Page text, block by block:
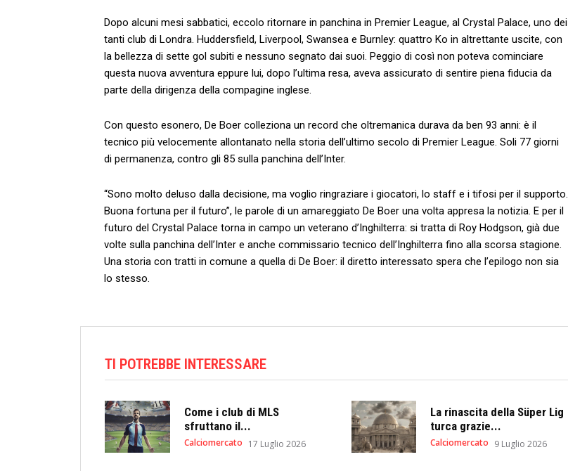
Dopo alcuni mesi sabbatici, eccolo ritornare in panchina in Premier League, al Crystal Palace, uno dei
tanti club di Londra. Huddersfield, Liverpool, Swansea e Burnley: quattro Ko in altrettante uscite, con
la bellezza di sette gol subiti e nessuno segnato dai suoi. Peggio di così non poteva cominciare
questa nuova avventura eppure lui, dopo l’ultima resa, aveva assicurato di sentire piena fiducia da
parte della dirigenza della compagine inglese.
Con questo esonero, De Boer colleziona un record che oltremanica durava da ben 93 anni: è il
tecnico più velocemente allontanato nella storia dell’ultimo secolo di Premier League. Soli 77 giorni
di permanenza, contro gli 85 sulla panchina dell’Inter.
“Sono molto deluso dalla decisione, ma voglio ringraziare i giocatori, lo staff e i tifosi per il supporto.
Buona fortuna per il futuro”, le parole di un amareggiato De Boer una volta appresa la notizia. E per il
futuro del Crystal Palace torna in campo un veterano d’Inghilterra: si tratta di Roy Hodgson, già due
volte sulla panchina dell’Inter e anche commissario tecnico dell’Inghilterra fino alla scorsa stagione.
Una storia con tratti in comune a quella di De Boer: il diretto interessato spera che l’epilogo non sia
lo stesso.
TI POTREBBE INTERESSARE
Come i club di MLS
sfruttano il...
Calciomercato 17 Luglio 2026
La rinascita della Süper Lig
turca grazie...
Calciomercato 9 Luglio 2026